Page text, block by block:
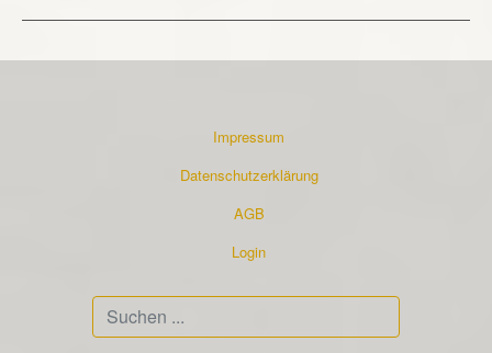
Impressum
Datenschutzerklärung
AGB
Login